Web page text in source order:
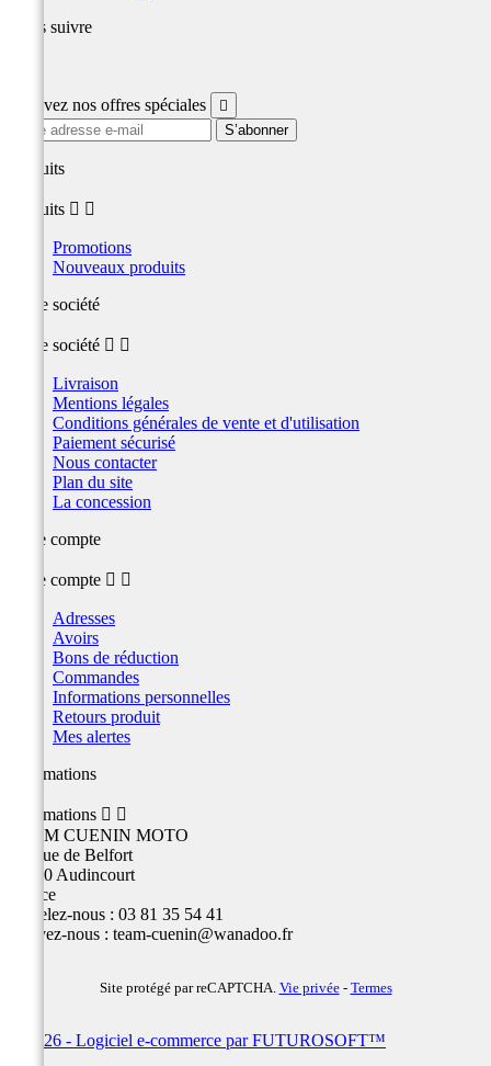
Nous suivre
Recevez nos offres spéciales 
produits
produits  
Promotions
Nouveaux produits
Notre société
Notre société  
Livraison
Mentions légales
Conditions générales de vente et d'utilisation
Paiement sécurisé
Nous contacter
Plan du site
La concession
Votre compte
Votre compte  
Adresses
Avoirs
Bons de réduction
Commandes
Informations personnelles
Retours produit
Mes alertes
Informations
Informations  
TEAM CUENIN MOTO
26 Rue de Belfort
25400 Audincourt
France
Appelez-nous : 03 81 35 54 41
Écrivez-nous : team-cuenin@wanadoo.fr
Site protégé par reCAPTCHA. Vie privée- Termes
© 2026 - Logiciel e-commerce par FUTUROSOFT™